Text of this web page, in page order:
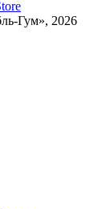
Гум», 2026